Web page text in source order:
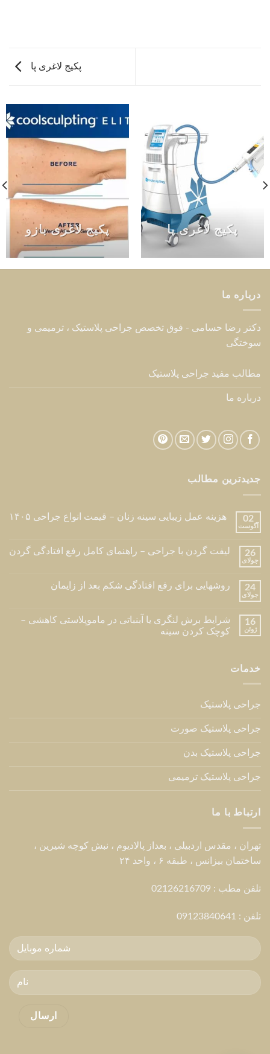
پکیج لاغری پا
پکیج لاغری پا پکیج لاغری بازو
درباره ما
دکتر رضا حسامی - فوق تخصص جراحی پلاستیک ، ترمیمی و
سوختگی
مطالب مفید جراحی پلاستیک
درباره ما
جدیدترین مطالب
02
آگوست
هزینه عمل زیبایی سینه زنان – قیمت انواع جراحی ۱۴۰۵
26
جولای
لیفت گردن با جراحی – راهنمای کامل رفع افتادگی گردن
24
جولای
روشهایی برای رفع افتادگی شکم بعد از زایمان
16
ژوئن
شرایط برش لنگری یا آبنباتی در ماموپلاستی کاهشی –
کوچک کردن سینه
خدمات
جراحی پلاستیک
جراحی پلاستیک صورت
جراحی پلاستیک بدن
جراحی پلاستیک ترمیمی
ارتباط با ما
تهران ، مقدس اردبیلی ، بعداز پالادیوم ، نبش کوچه شیرین ،
ساختمان بیزانس ، طبقه ۶ ، واحد ۲۴
تلفن مطب : 02126216709
تلفن : 09123840641